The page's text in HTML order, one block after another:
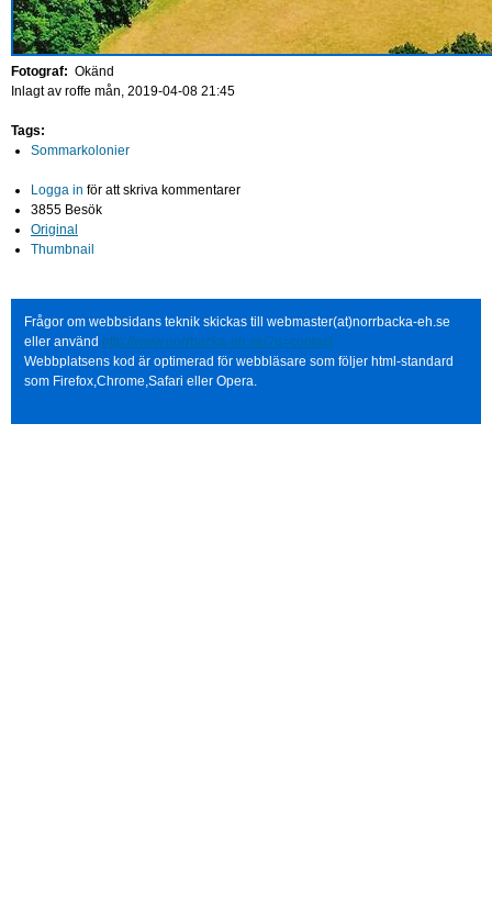
Fotograf: Okänd
Inlagt av roffe mån, 2019-04-08 21:45
Tags:
Sommarkolonier
Logga in för att skriva kommentarer
3855 Besök
Original
Thumbnail
Frågor om webbsidans teknik skickas till webmaster(at)norrbacka-eh.se
eller använd http://www.norrbacka-eh.se/?q=contact
Webbplatsens kod är optimerad för webbläsare som följer html-standard
som Firefox,Chrome,Safari eller Opera.